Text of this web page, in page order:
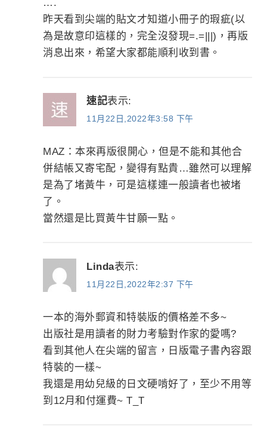
….
昨天看到尖端的貼文才知道小冊子的瑕疵(以
為是故意印這樣的，完全沒發現=.=|||)，再版
消息出來，希望大家都能順利收到書。
速記表示:
11月22日,2022年3:58 下午
MAZ：本來再版很開心，但是不能和其他合
併結帳又寄宅配，變得有點貴…雖然可以理解
是為了堵黃牛，可是這樣連一般讀者也被堵
了。
當然還是比買黃牛甘願一點。
Linda表示:
11月22日,2022年2:37 下午
一本的海外郵資和特裝版的價格差不多~
出版社是用讀者的財力考驗對作家的愛嗎?
看到其他人在尖端的留言，日版電子書內容跟
特裝的一樣~
我還是用幼兒級的日文硬啃好了，至少不用等
到12月和付運費~ T_T